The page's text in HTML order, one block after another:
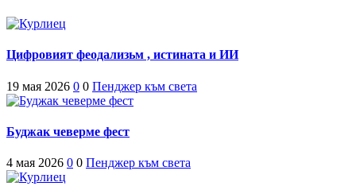
Цифровият феодализьм , истината и ИИ
19 мая 2026 0 0 Пенджер към света
Буджак чеверме фест
4 мая 2026 0 0 Пенджер към света